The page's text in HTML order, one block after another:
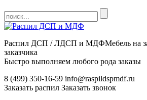
Распил ДСП / ЛДСП и МДФМебель на
заказчика
Быстро выполняем любого рода заказы
8 (499) 350-16-59 info@raspildspmdf.ru
Заказать распил Заказать звонок